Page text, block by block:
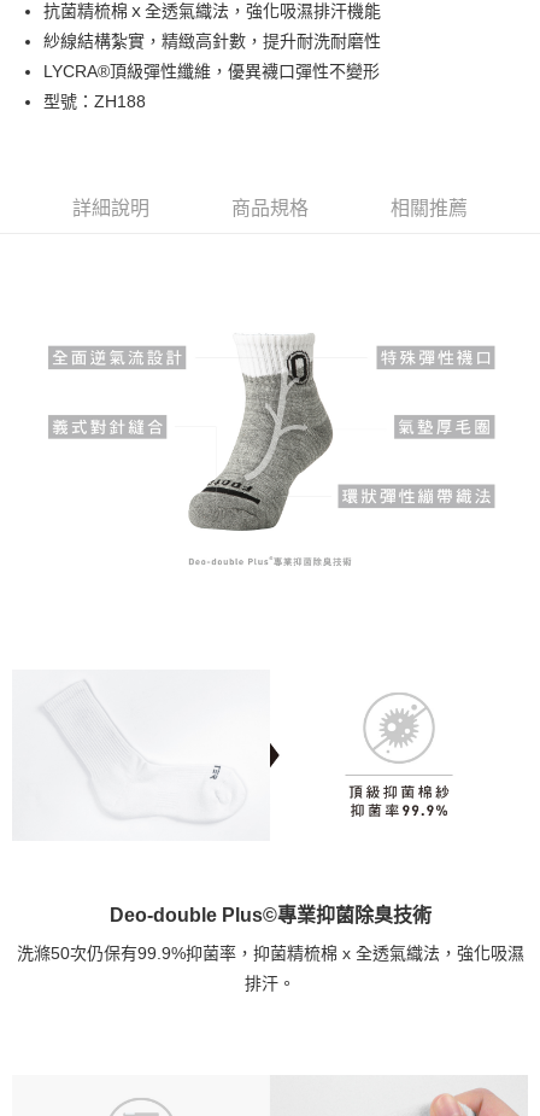
運送方式
每筆NT$100，滿NT$888(含以上)免運費
7-11取貨付款
宅配
每筆NT$100，滿NT$888(含以上)免運費
宅配-離島
每筆NT$150，滿NT$888(含以上)免運費
抗菌精梳棉ｘ全透氣織法，強化吸濕排汗機能
紗線結構紮實，精緻高針數，提升耐洗耐磨性
LYCRA®頂級彈性纖維，優異襪口彈性不變形
型號：ZH188
詳細說明 商品規格 相關推薦
Deo-double Plus©專業抑菌除臭技術
洗滌50次仍保有99.9%抑菌率，抑菌精梳棉 x 全透氣織法，強化吸濕
排汗。